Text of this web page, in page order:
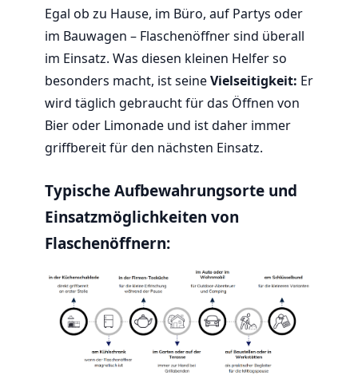
Egal ob zu Hause, im Büro, auf Partys oder
im Bauwagen – Flaschenöffner sind überall
im Einsatz. Was diesen kleinen Helfer so
besonders macht, ist seineVielseitigkeit: Er
wird täglich gebraucht für das Öffnen von
Bier oder Limonade und ist daher immer
griffbereit für den nächsten Einsatz.
Typische Aufbewahrungsorte und
Einsatzmöglichkeiten von
Flaschenöffnern: